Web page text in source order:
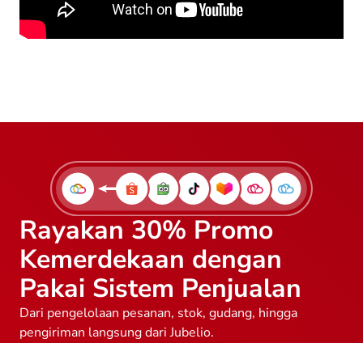
Rayakan 30% Promo
Kemerdekaan dengan
Pakai Sistem Penjualan
Dari pengelolaan pesanan, stok, gudang, hingga
pengiriman langsung dari Jubelio.